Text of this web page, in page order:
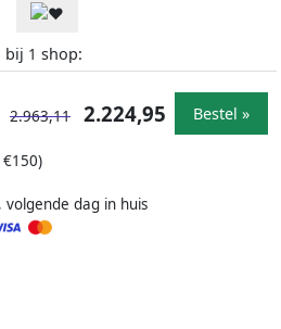
bij 1 shop:
dag in huis
2.963,11 2.224,95 Bestel »